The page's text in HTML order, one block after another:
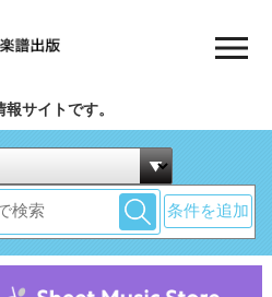
サイトです。
条件を追加